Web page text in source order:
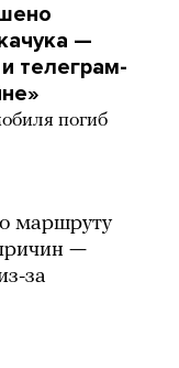
—
телеграм-
погиб
маршруту
—
за